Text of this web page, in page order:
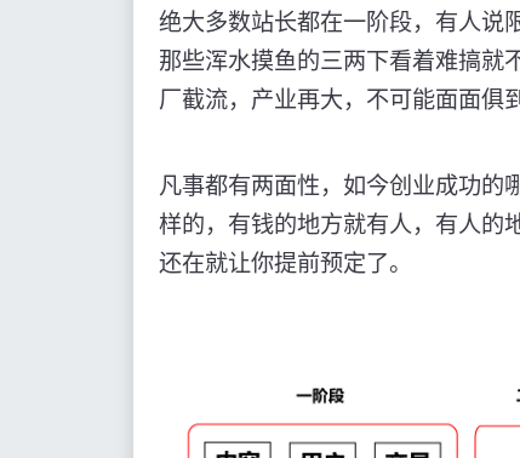
绝大多数站长都在一阶段，有人说
那些浑水摸鱼的三两下看着难搞就
厂截流，产业再大，不可能面面俱
凡事都有两面性，如今创业成功的
样的，有钱的地方就有人，有人的
还在就让你提前预定了。